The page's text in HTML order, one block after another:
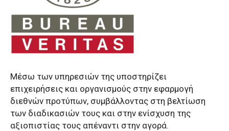
Μέσω των υπηρεσιών της υποστηρίζει
επιχειρήσεις και οργανισμούς στην εφαρμογή
διεθνών προτύπων, συμβάλλοντας στη βελτίωση
των διαδικασιών τους και στην ενίσχυση της
αξιοπιστίας τους απέναντι στην αγορά.